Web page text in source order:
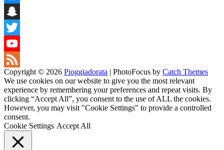
Bluesky
Snapchat
Twitter
YouTube
Channel
Feed
Copyright © 2026 Pioggiadorata | PhotoFocus by Catch Themes
We use cookies on our website to give you the most relevant
experience by remembering your preferences and repeat visits. By
clicking “Accept All”, you consent to the use of ALL the cookies.
However, you may visit "Cookie Settings" to provide a controlled
consent.
Cookie Settings Accept All